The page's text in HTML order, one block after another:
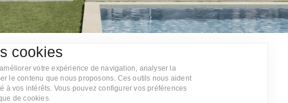
cookies
votre expérience de navigation, analyser la
le contenu que nous proposons. Ces outils nous aident
à vos intérêts. Vous pouvez configurer vos préférences
de cookies.